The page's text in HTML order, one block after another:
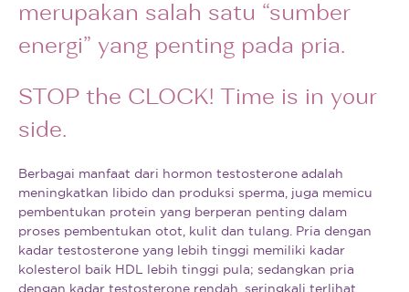
merupakan salah satu “sumber
energi” yang penting pada pria.
STOP the CLOCK! Time is in your
side.
Berbagai manfaat dari hormon testosterone adalah
meningkatkan libido dan produksi sperma, juga memicu
pembentukan protein yang berperan penting dalam
proses pembentukan otot, kulit dan tulang. Pria dengan
kadar testosterone yang lebih tinggi memiliki kadar
kolesterol baik HDL lebih tinggi pula; sedangkan pria
dengan kadar testosterone rendah, seringkali terlihat